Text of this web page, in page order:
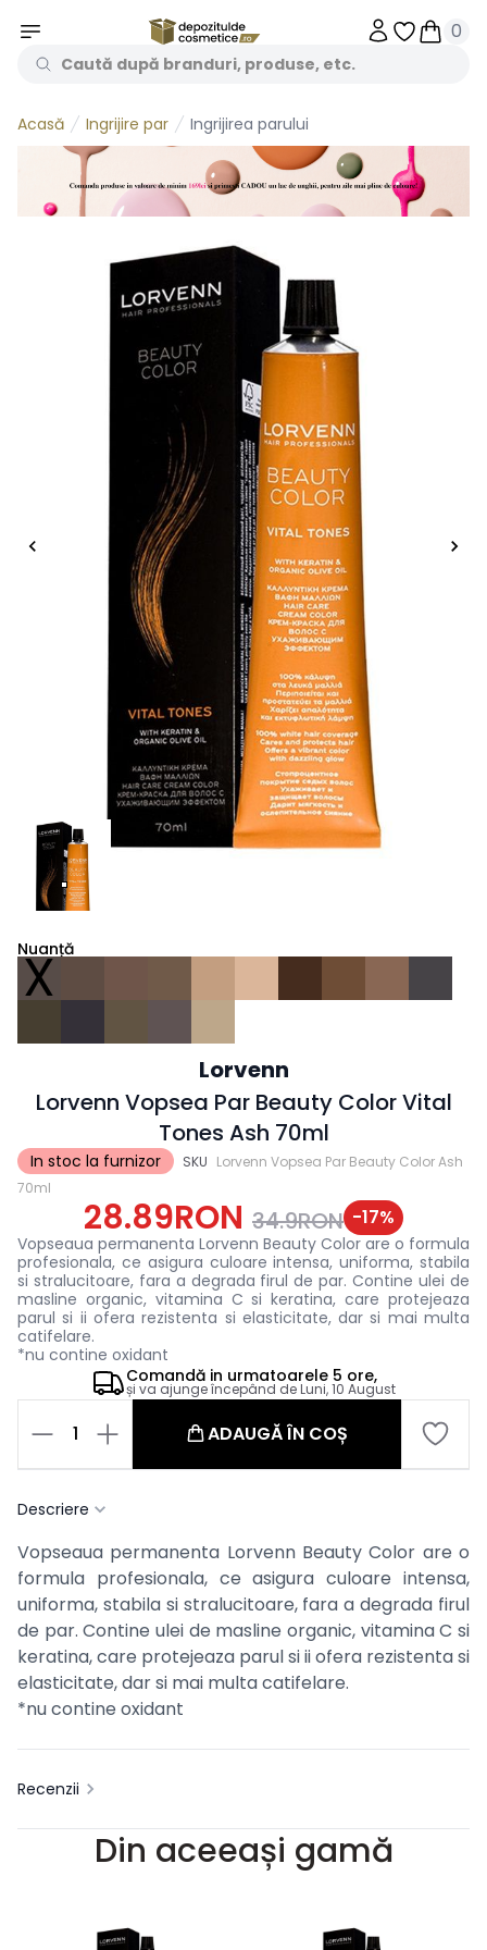
Obiecte
0
Acasă Ingrijire par Ingrijirea parului
In stoc la furnizor SKU Lorvenn Vopsea Par Beauty Color Ash
70ml
Lorvenn
Lorvenn Vopsea Par Beauty Color Vital
Tones Ash 70ml
28.89RON 34.9RON -17%
Vopseaua permanenta Lorvenn Beauty Color are o formula
profesionala, ce asigura culoare intensa, uniforma, stabila
si stralucitoare, fara a degrada firul de par. Contine ulei de
masline organic, vitamina C si keratina, care protejeaza
parul si ii ofera rezistenta si elasticitate, dar si mai multa
catifelare.
*nu contine oxidant
Comandă in urmatoarele 5 ore,
și va ajunge începând deLuni, 10 August
Nuanță
X
1 ADAUGĂ ÎN COȘ
Descriere
Vopseaua permanenta Lorvenn Beauty Color are o
formula profesionala, ce asigura culoare intensa,
uniforma, stabila si stralucitoare, fara a degrada firul
de par. Contine ulei de masline organic, vitamina C si
keratina, care protejeaza parul si ii ofera rezistenta si
elasticitate, dar si mai multa catifelare.
*nu contine oxidant
Recenzii
Din aceeași gamă